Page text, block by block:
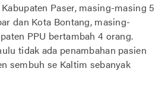
Paser, masing-masing 5
dan Kota Bontang, masing-
PPU bertambah 4 orang.
tidak ada penambahan pasien
sembuh se Kaltim sebanyak